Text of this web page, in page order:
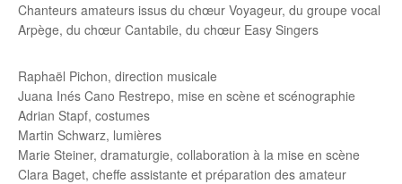
Chanteurs amateurs issus du chœur Voyageur, du groupe vocal
Arpège, du chœur Cantabile, du chœur Easy Singers
Raphaël Pichon, direction musicale
Juana Inés Cano Restrepo, mise en scène et scénographie
Adrian Stapf, costumes
Martin Schwarz, lumières
Marie Steiner, dramaturgie, collaboration à la mise en scène
Clara Baget, cheffe assistante et préparation des amateur